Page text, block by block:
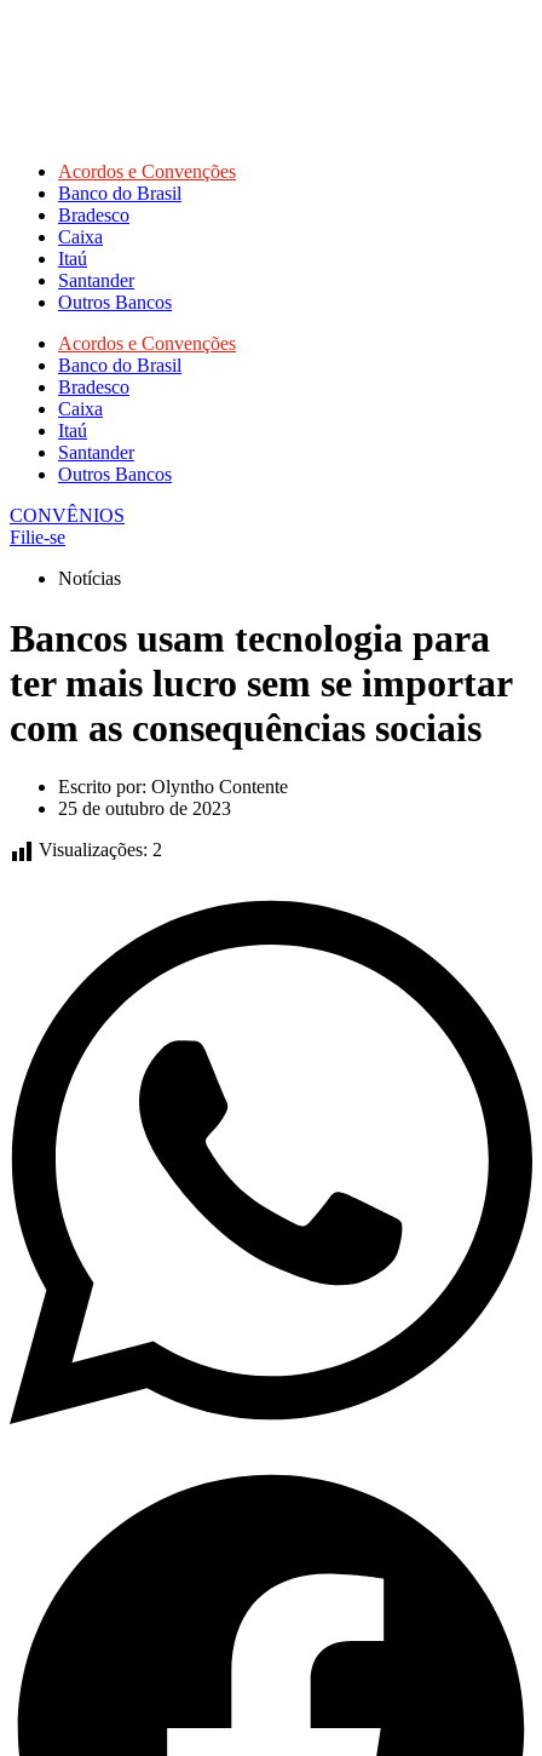
Acordos e Convenções
Banco do Brasil
Bradesco
Caixa
Itaú
Santander
Outros Bancos
Acordos e Convenções
Banco do Brasil
Bradesco
Caixa
Itaú
Santander
Outros Bancos
CONVÊNIOS
Filie-se
Notícias
Bancos usam tecnologia para
ter mais lucro sem se importar
com as consequências sociais
Escrito por: Olyntho Contente
25 de outubro de 2023
Visualizações: 2